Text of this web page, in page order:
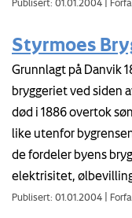
Styrmoes
Grunnlagt på Danvik
bryggeriet ved siden
død i 1886 overtok
like utenfor
de fordeler byens
elektrisitet,
Publisert: 01.01.2004